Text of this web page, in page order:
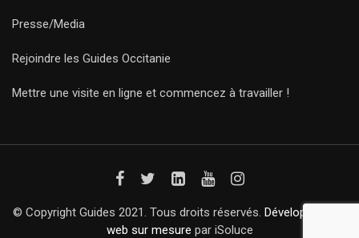
Presse/Media
Rejoindre les Guides Occitanie
Mettre une visite en ligne et commencez à travailler !
© Copyright Guides 2021. Tous droits réservés. Développement
web sur mesure par iSoluce